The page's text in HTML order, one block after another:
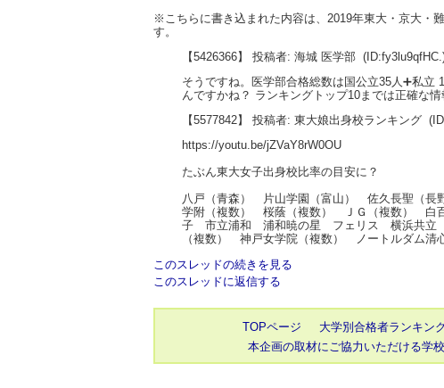
※こちらに書き込まれた内容は、2019年東大・京大・
す。
【5426366】 投稿者: 海城 医学部
そうですね。医学部合格総数は国公立35人➕私
んですかね？ ランキングトップ10までは正確な
【5577842】 投稿者: 東大娘出身校ランキング
https://youtu.be/jZVaY8rW0OU
たぶん東大女子出身校比率の目安に？
八戸（青森） 片山学園（富山） 佐久長聖（
学附（複数） 桜蔭（複数） ＪＧ（複数）
子 市立浦和 浦和暁の星 フェリス 横浜共
（複数） 神戸女学院（複数） ノートルダム清
このスレッドの続きを見る
このスレッドに返信する
TOPページ 大学別合格者ランキン
本企画の取材にご協力いただける学